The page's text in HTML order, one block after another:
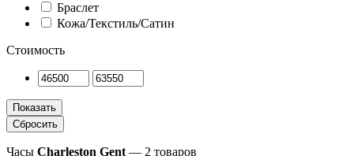
Браслет
Кожа/Текстиль/Сатин
Стоимость
Часы Charleston Gent — 2 товаров